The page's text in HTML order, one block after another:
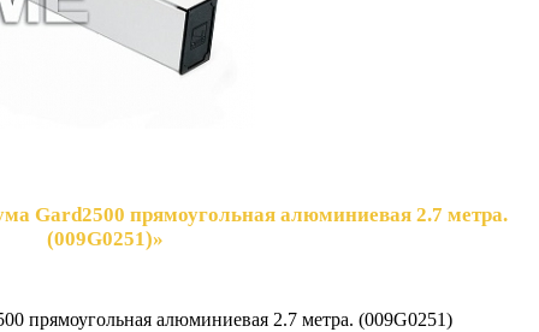
Gard2500 прямоугольная алюминиевая 2.7 метра.
(009G0251)»
прямоугольная алюминиевая 2.7 метра. (009G0251)